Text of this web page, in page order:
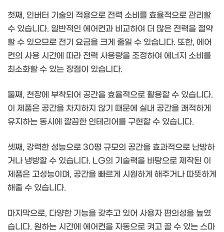
첫째, 인버터 기술의 적용으로 전력 소비를 효율적으로 관리할
수 있습니다. 일반적인 에어컨과 비교하여 더 많은 전력을 절약
할 수 있으므로 전기 요금을 크게 줄일 수 있습니다. 또한, 에어
컨의 사용 시간에 따라 전력 사용량을 조정하여 에너지 소비를
최소화할 수 있는 장점이 있습니다.
둘째, 천장에 부착되어 공간을 효율적으로 활용할 수 있습니다.
이 제품은 공간을 차지하지 않기 때문에 실내 공간을 쾌적하게
유지하는 동시에 깔끔한 인테리어를 구현할 수 있습니다.
셋째, 강력한 성능으로 30평 규모의 공간을 효과적으로 난방하
거나 냉방할 수 있습니다. LG의 기술력을 바탕으로 제작된 이
제품은 고성능이며, 공간을 빠르게 시원하게 해주거나 따뜻하게
해줄 수 있습니다.
마지막으로, 다양한 기능을 갖추고 있어 사용자 편의성을 높였
습니다. 원하는 시간에 에어컨을 자동으로 켜고 끌 수 있는 스마